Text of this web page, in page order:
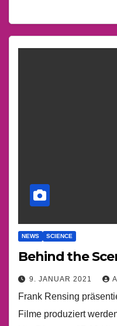
NEWS SCIENCE
Behind the
9. JANUAR 2021
Frank Rensing
Filme produziert